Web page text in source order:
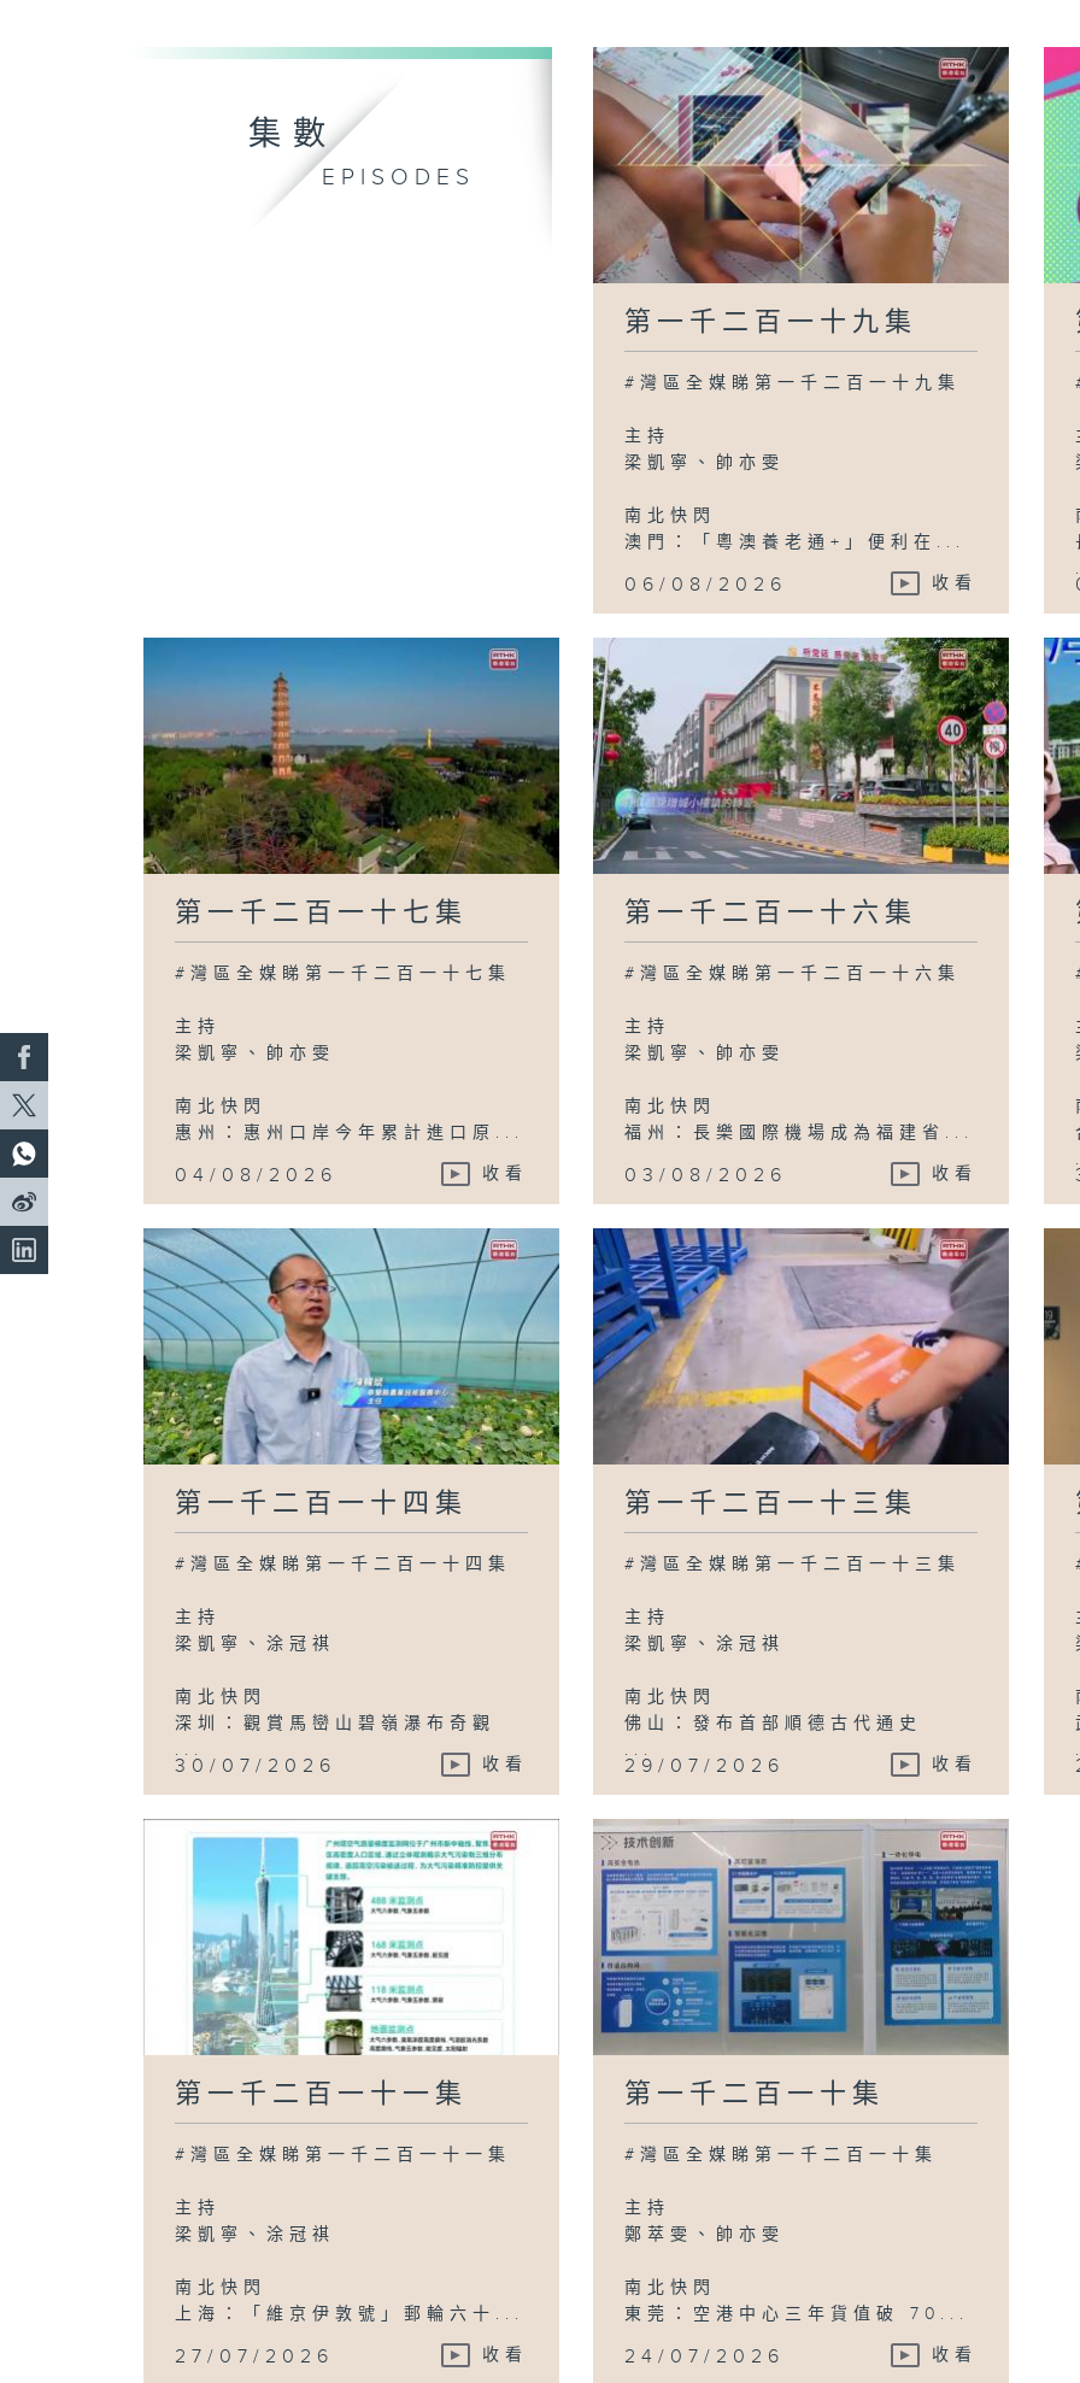
集數
EPISODES
第一千二百一十九集
#灣區全媒睇第一千二百一十九集
主持
梁凱寧、帥亦雯
南北快閃
澳門：「粵澳養老通+」便利在...
06/08/2026 收看
第一千二百一十七集
#灣區全媒睇第一千二百一十七集
主持
梁凱寧、帥亦雯
南北快閃
惠州：惠州口岸今年累計進口原...
04/08/2026 收看
第一千二百一十六集
#灣區全媒睇第一千二百一十六集
主持
梁凱寧、帥亦雯
南北快閃
福州：長樂國際機場成為福建省...
03/08/2026 收看
第一千二百一十四集
#灣區全媒睇第一千二百一十四集
主持
梁凱寧、涂冠祺
南北快閃
深圳：觀賞馬巒山碧嶺瀑布奇觀
...
30/07/2026 收看
第一千二百一十三集
#灣區全媒睇第一千二百一十三集
主持
梁凱寧、涂冠祺
南北快閃
佛山：發布首部順德古代通史
...
29/07/2026 收看
第一千二百一十一集
#灣區全媒睇第一千二百一十一集
主持
梁凱寧、涂冠祺
南北快閃
上海：「維京伊敦號」郵輪六十...
27/07/2026 收看
第一千二百一十集
#灣區全媒睇第一千二百一十集
主持
鄭萃雯、帥亦雯
南北快閃
東莞：空港中心三年貨值破 70...
24/07/2026 收看